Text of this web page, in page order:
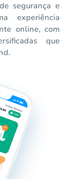
segurança e
experiência
online, com
que